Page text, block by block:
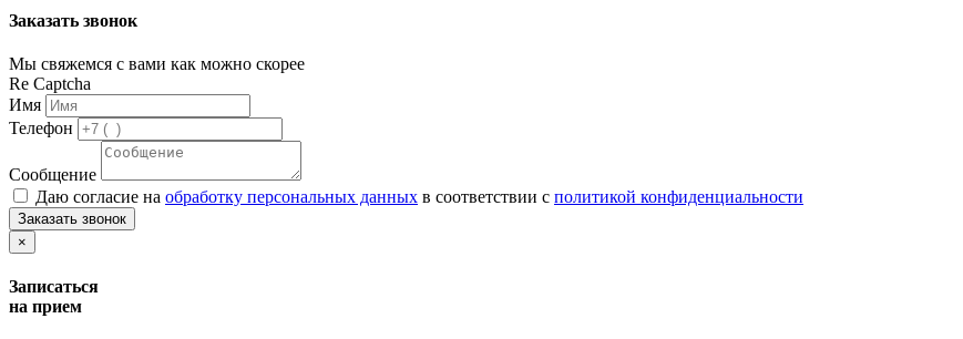
Заказать звонок
Мы свяжемся с вами как можно скорее
Re Captcha
Имя
Телефон
Сообщение
Даю согласие на обработку персональных данных в соответствии с политикой конфиденциальности
Заказать звонок
×
Записаться
на прием